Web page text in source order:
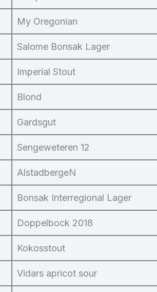
My Oregonian
Salome Bonsak Lager
Imperial Stout
Blond
Gardsgut
Sengeweteren 12
AlstadbergeN
Bonsak Interregional Lager
Doppelbock 2018
Kokosstout
Vidars apricot sour